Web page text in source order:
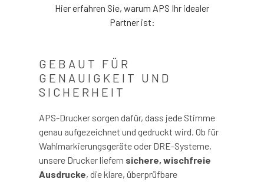
Hier erfahren Sie, warum APS Ihr idealer
Partner ist:
GEBAUT FÜR
GENAUIGKEIT UND
SICHERHEIT
APS-Drucker sorgen dafür, dass jede Stimme
genau aufgezeichnet und gedruckt wird. Ob für
Wahlmarkierungsgeräte oder DRE-Systeme,
unsere Drucker liefern sichere, wischfreie
Ausdrucke, die klare, überprüfbare